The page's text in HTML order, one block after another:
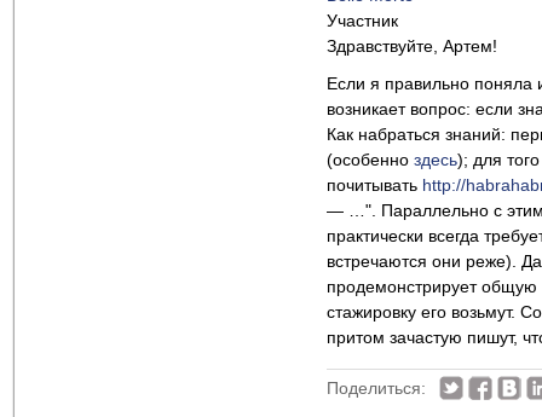
Участник
Здравствуйте, Артем!
Если я правильно поняла
возникает вопрос: если
Как набраться знаний:
(особенно здесь); для
почитывать http://
— …". Параллельно с этим
практически всегда
встречаются они реже).
продемонстрирует общую
стажировку его возьмут.
притом зачастую пишут,
Поделиться: